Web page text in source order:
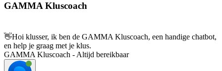
GAMMA Kluscoach
👋Hoi klusser, ik ben de GAMMA Kluscoach, een handige chatbot,
en help je graag met je klus.
GAMMA Kluscoach - Altijd bereikbaar